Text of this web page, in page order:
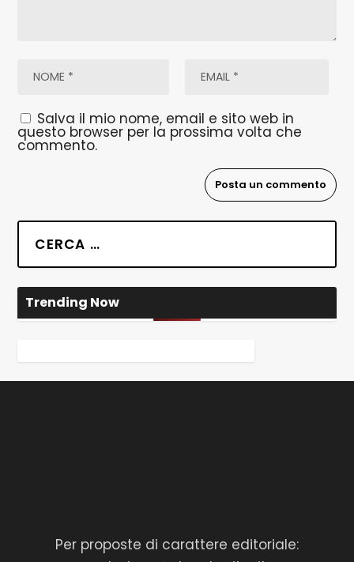
Salva il mio nome, email e sito web in
questo browser per la prossima volta che
commento.
Trending Now
Per proposte di carattere editoriale: